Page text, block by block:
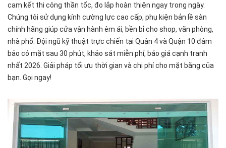
cam kết thi công thần tốc, đo lắp hoàn thiện ngay trong ngày.
Chúng tôi sử dụng kính cường lực cao cấp, phụ kiện bản lề sàn
chính hãng giúp cửa vận hành êm ái, bền bỉ cho shop, văn phòng,
nhà phố. Đội ngũ kỹ thuật trực chiến tại Quận 4 và Quận 10 đảm
bảo có mặt sau 30 phút, khảo sát miễn phí, báo giá cạnh tranh
nhất 2026. Giải pháp tối ưu thời gian và chi phí cho mặt bằng của
bạn. Gọi ngay!